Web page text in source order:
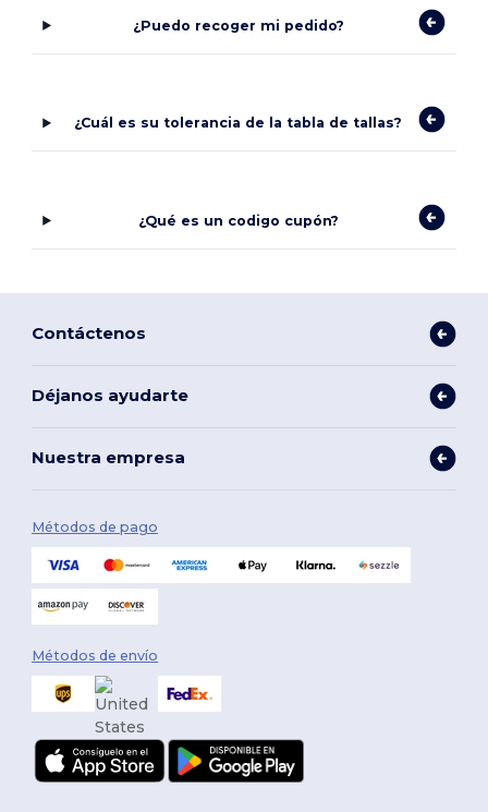
¿Puedo recoger mi pedido?
¿Cuál es su tolerancia de la tabla de tallas?
¿Qué es un codigo cupón?
Contáctenos
Déjanos ayudarte
Nuestra empresa
Métodos de pago
Métodos de envío